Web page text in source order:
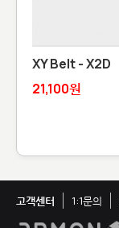
XY Belt - X2D
21,100원
고객센터 1:1문의